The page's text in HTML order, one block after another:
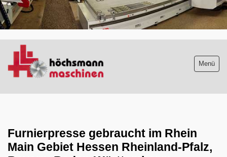
.
Menü
Absauganlagen
Furnierpresse gebraucht im Rhein
Main Gebiet Hessen Rheinland-Pfalz,